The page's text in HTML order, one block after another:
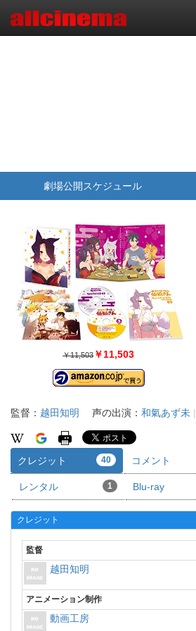
劇場公開スケジュール
￥11,503 ￥11,503
監督： 越田知明 声の出演： 和氣あず未 |
クレジット 40 コメント
レンタル 1 Blu-ray
クレジット
監督
越田知明
アニメーション制作
動画工房